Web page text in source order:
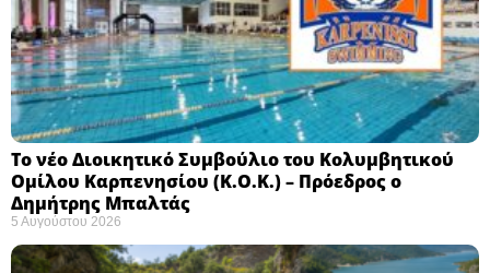
Το νέο Διοικητικό Συμβούλιο του Κολυμβητικού
Ομίλου Καρπενησίου (Κ.Ο.Κ.) – Πρόεδρος ο
Δημήτρης Μπαλτάς
5 Αυγούστου 2026